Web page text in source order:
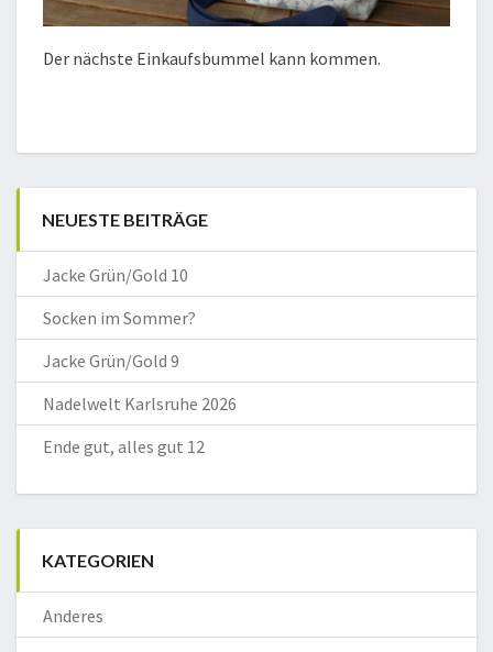
Der nächste Einkaufsbummel kann kommen.
NEUESTE BEITRÄGE
Jacke Grün/Gold 10
Socken im Sommer?
Jacke Grün/Gold 9
Nadelwelt Karlsruhe 2026
Ende gut, alles gut 12
KATEGORIEN
Anderes